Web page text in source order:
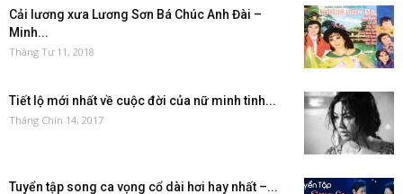
Cải lương xưa Lương Sơn Bá Chúc Anh Đài –
Minh...
Tháng Tư 11, 2018
Tiết lộ mới nhất về cuộc đời của nữ minh tinh...
Tháng Chín 14, 2017
Tuyển tập song ca vọng cổ dài hơi hay nhất –...